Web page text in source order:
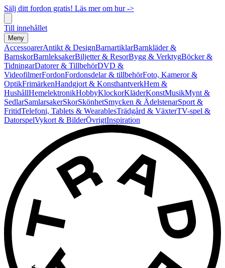
Sälj ditt fordon gratis! Läs mer om hur ->
Till innehållet
Meny
AccessoarerAntikt & DesignBarnartiklarBarnkläder &
BarnskorBarnleksakerBiljetter & ResorBygg & VerktygBöcker &
TidningarDatorer & TillbehörDVD &
VideofilmerFordonFordonsdelar & tillbehörFoto, Kameror &
OptikFrimärkenHandgjort & KonsthantverkHem &
HushållHemelektronikHobbyKlockorKläderKonstMusikMynt &
SedlarSamlarsakerSkorSkönhetSmycken & ÄdelstenarSport &
FritidTelefoni, Tablets & WearablesTrädgård & VäxterTV-spel &
DatorspelVykort & BilderÖvrigtInspiration